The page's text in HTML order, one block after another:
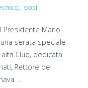
, soci
Presidente Mario
serata speciale
Club, dedicata
Rettore del
…